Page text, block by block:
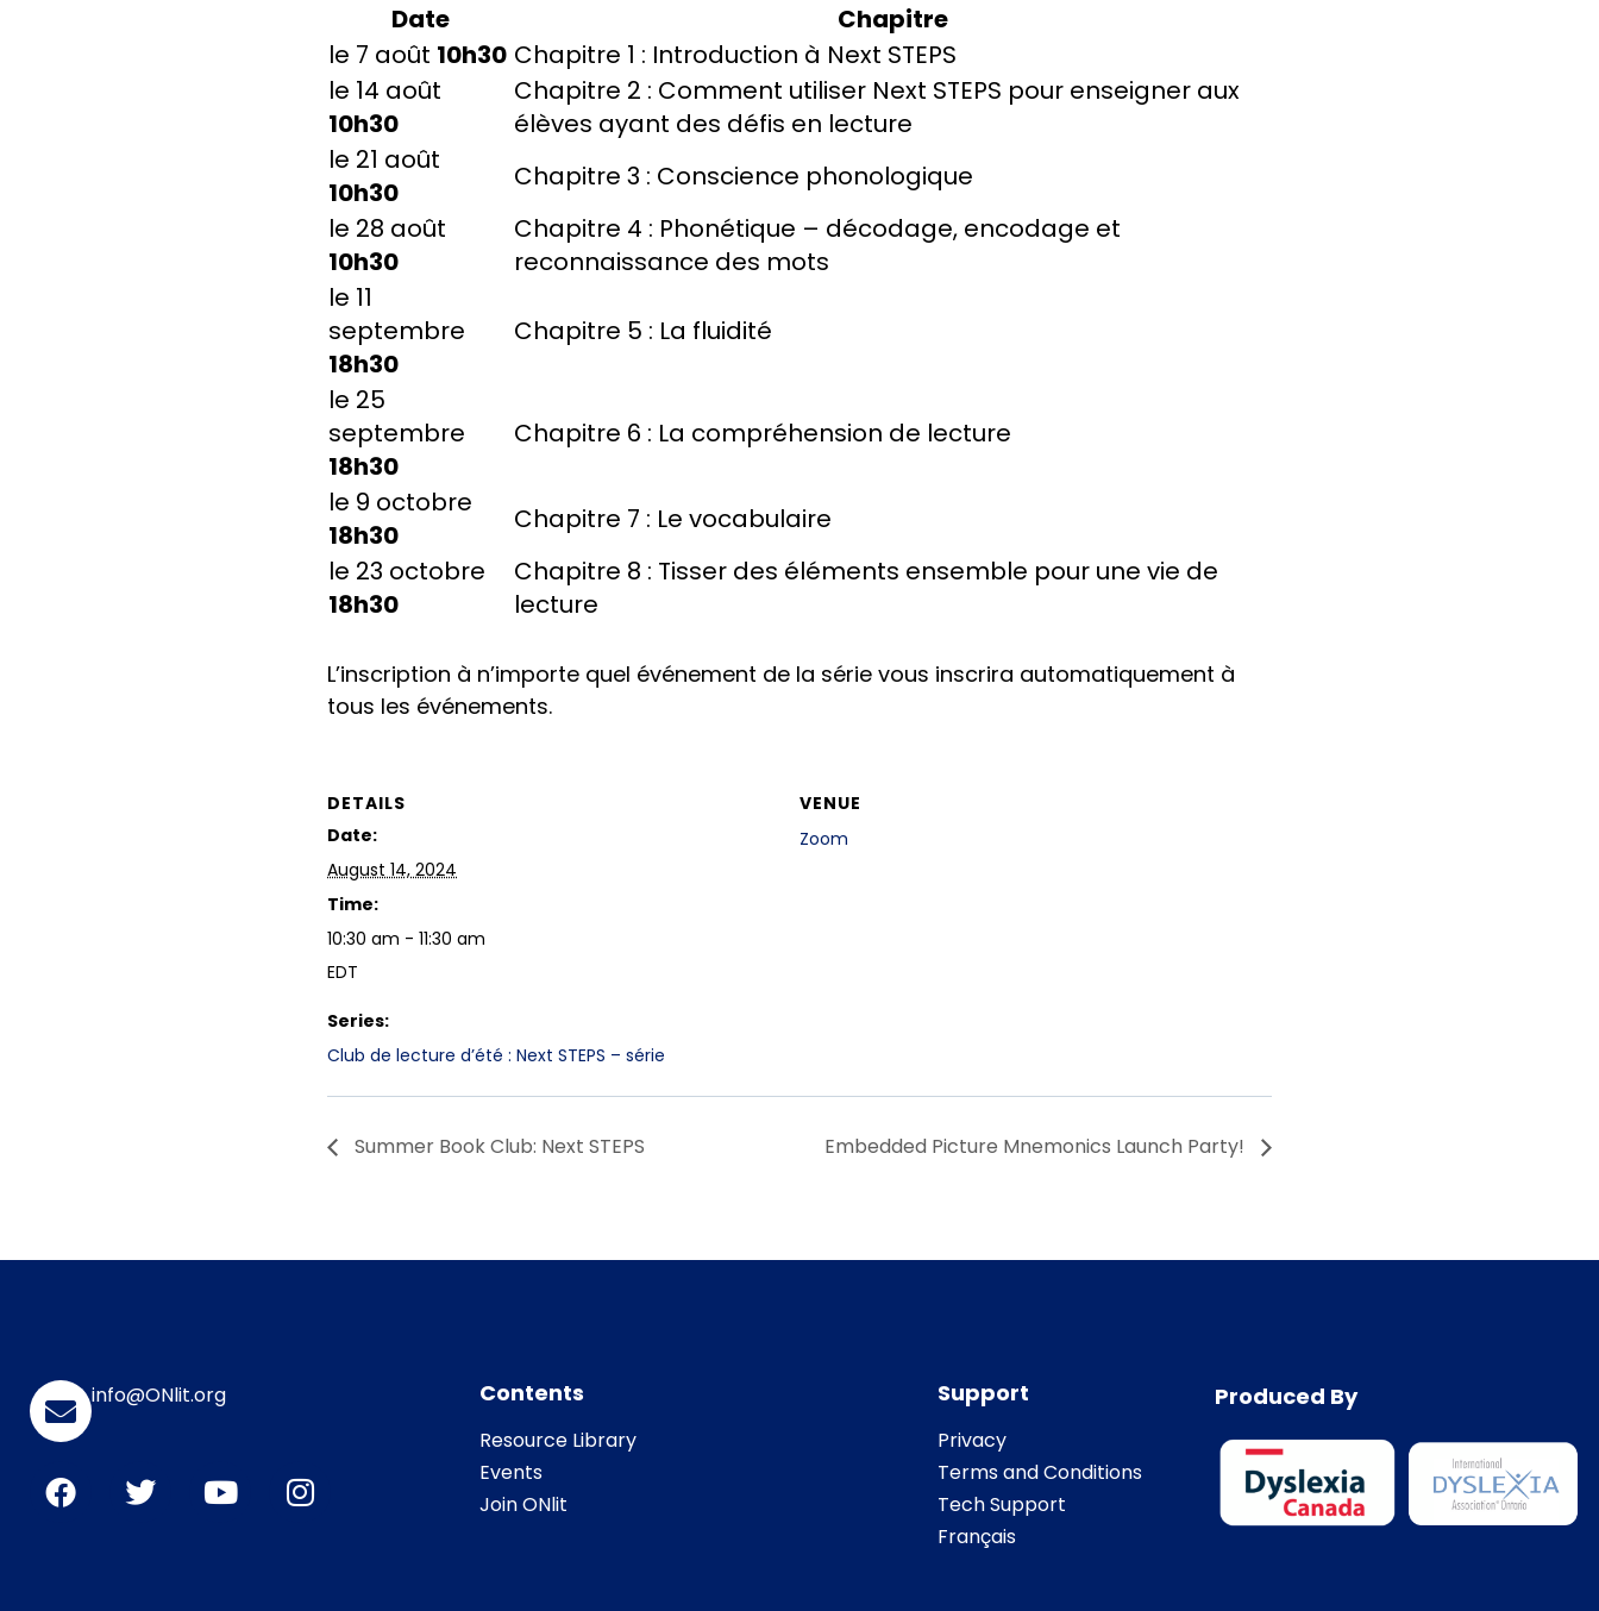
Date
Chapitre
le 7 août 10h30 Chapitre 1 : Introduction à Next STEPS
le 14 août
10h30
Chapitre 2 : Comment utiliser Next STEPS pour enseigner aux
élèves ayant des défis en lecture
le 21 août
10h30
Chapitre 3 : Conscience phonologique
le 28 août
10h30
Chapitre 4 : Phonétique – décodage, encodage et
reconnaissance des mots
le 11
septembre
18h30
Chapitre 5 : La fluidité
le 25
septembre
18h30
Chapitre 6 : La compréhension de lecture
le 9 octobre
18h30
Chapitre 7 : Le vocabulaire
le 23 octobre
18h30
Chapitre 8 : Tisser des éléments ensemble pour une vie de
lecture
L’inscription à n’importe quel événement de la série vous inscrira automatiquement à
tous les événements.
DETAILS
Date:
August 14, 2024
Time:
10:30 am - 11:30 am
EDT
Series:
Club de lecture d’été : Next STEPS – série
VENUE
Zoom
Summer Book Club: Next STEPS Embedded Picture Mnemonics Launch Party!
info@ONlit.org Contents
Resource Library
Events
Join ONlit
Support
Privacy
Terms and Conditions
Tech Support
Français
Produced By